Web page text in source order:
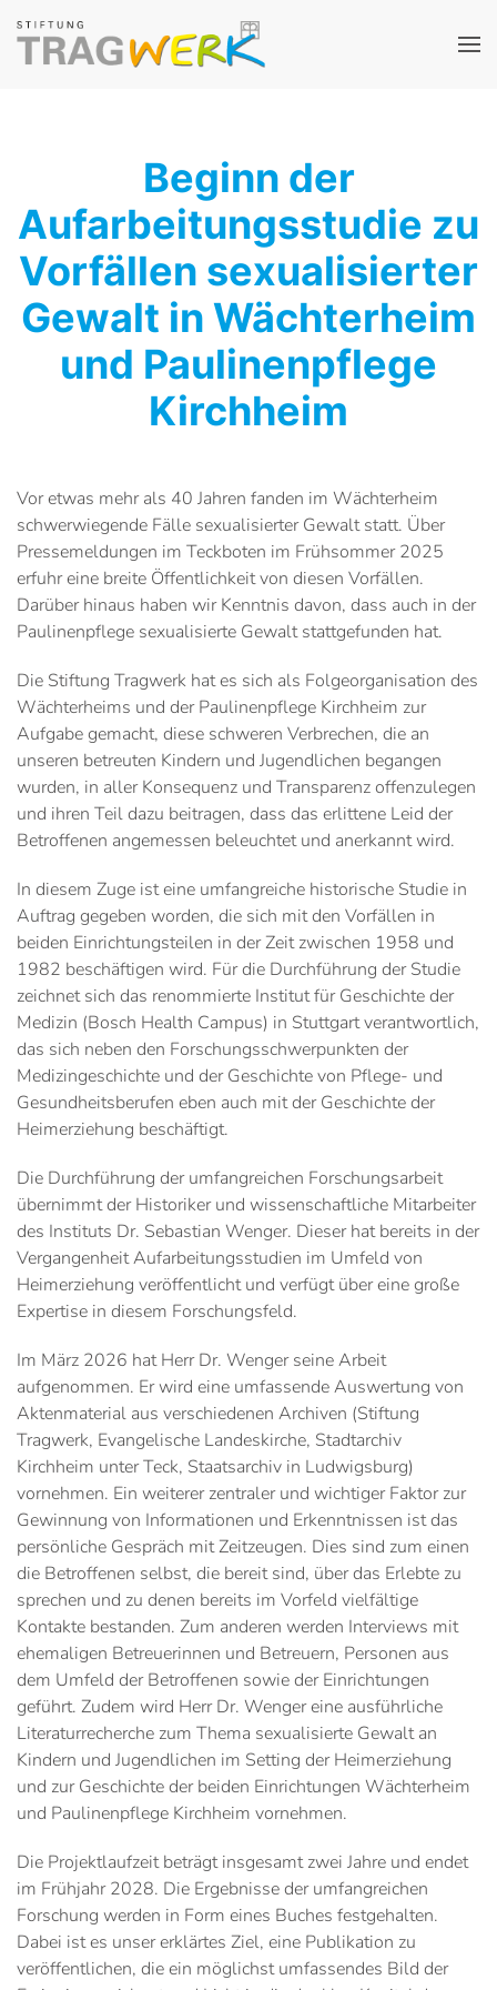
Beginn der
Aufarbeitungsstudie zu
Vorfällen sexualisierter
Gewalt in Wächterheim
und Paulinenpflege
Kirchheim
Vor etwas mehr als 40 Jahren fanden im Wächterheim
schwerwiegende Fälle sexualisierter Gewalt statt. Über
Pressemeldungen im Teckboten im Frühsommer 2025
erfuhr eine breite Öffentlichkeit von diesen Vorfällen.
Darüber hinaus haben wir Kenntnis davon, dass auch in der
Paulinenpflege sexualisierte Gewalt stattgefunden hat.
Die Stiftung Tragwerk hat es sich als Folgeorganisation des
Wächterheims und der Paulinenpflege Kirchheim zur
Aufgabe gemacht, diese schweren Verbrechen, die an
unseren betreuten Kindern und Jugendlichen begangen
wurden, in aller Konsequenz und Transparenz offenzulegen
und ihren Teil dazu beitragen, dass das erlittene Leid der
Betroffenen angemessen beleuchtet und anerkannt wird.
In diesem Zuge ist eine umfangreiche historische Studie in
Auftrag gegeben worden, die sich mit den Vorfällen in
beiden Einrichtungsteilen in der Zeit zwischen 1958 und
1982 beschäftigen wird. Für die Durchführung der Studie
zeichnet sich das renommierte Institut für Geschichte der
Medizin (Bosch Health Campus) in Stuttgart verantwortlich,
das sich neben den Forschungsschwerpunkten der
Medizingeschichte und der Geschichte von Pflege- und
Gesundheitsberufen eben auch mit der Geschichte der
Heimerziehung beschäftigt.
Die Durchführung der umfangreichen Forschungsarbeit
übernimmt der Historiker und wissenschaftliche Mitarbeiter
des Instituts Dr. Sebastian Wenger. Dieser hat bereits in der
Vergangenheit Aufarbeitungsstudien im Umfeld von
Heimerziehung veröffentlicht und verfügt über eine große
Expertise in diesem Forschungsfeld.
Im März 2026 hat Herr Dr. Wenger seine Arbeit
aufgenommen. Er wird eine umfassende Auswertung von
Aktenmaterial aus verschiedenen Archiven (Stiftung
Tragwerk, Evangelische Landeskirche, Stadtarchiv
Kirchheim unter Teck, Staatsarchiv in Ludwigsburg)
vornehmen. Ein weiterer zentraler und wichtiger Faktor zur
Gewinnung von Informationen und Erkenntnissen ist das
persönliche Gespräch mit Zeitzeugen. Dies sind zum einen
die Betroffenen selbst, die bereit sind, über das Erlebte zu
sprechen und zu denen bereits im Vorfeld vielfältige
Kontakte bestanden. Zum anderen werden Interviews mit
ehemaligen Betreuerinnen und Betreuern, Personen aus
dem Umfeld der Betroffenen sowie der Einrichtungen
geführt. Zudem wird Herr Dr. Wenger eine ausführliche
Literaturrecherche zum Thema sexualisierte Gewalt an
Kindern und Jugendlichen im Setting der Heimerziehung
und zur Geschichte der beiden Einrichtungen Wächterheim
und Paulinenpflege Kirchheim vornehmen.
Die Projektlaufzeit beträgt insgesamt zwei Jahre und endet
im Frühjahr 2028. Die Ergebnisse der umfangreichen
Forschung werden in Form eines Buches festgehalten.
Dabei ist es unser erklärtes Ziel, eine Publikation zu
veröffentlichen, die ein möglichst umfassendes Bild der